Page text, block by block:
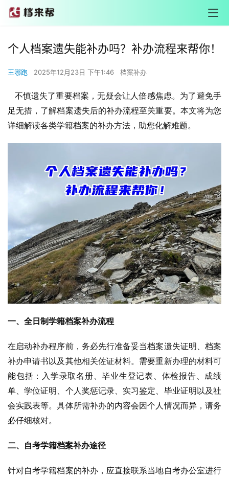
个人档案遗失能补办吗？补办流程来帮你！
王哪跑 2025年12月23日 下午1:46 档案补办
不慎遗失了重要档案，无疑会让人倍感焦虑。为了避免手
足无措，了解档案遗失后的补办流程至关重要。本文将为您
详细解读各类学籍档案的补办方法，助您化解难题。
一、全日制学籍档案补办流程
在启动补办程序前，务必先行准备妥当档案遗失证明、档案
补办申请书以及其他相关佐证材料。需要重新办理的材料可
能包括：入学录取名册、毕业生登记表、体检报告、成绩
单、学位证明、个人奖惩记录、实习鉴定、毕业证明以及社
会实践表等。具体所需补办的内容会因个人情况而异，请务
必仔细核对。
二、自考学籍档案补办途径
针对自考学籍档案的补办，应直接联系当地自考办公室进行